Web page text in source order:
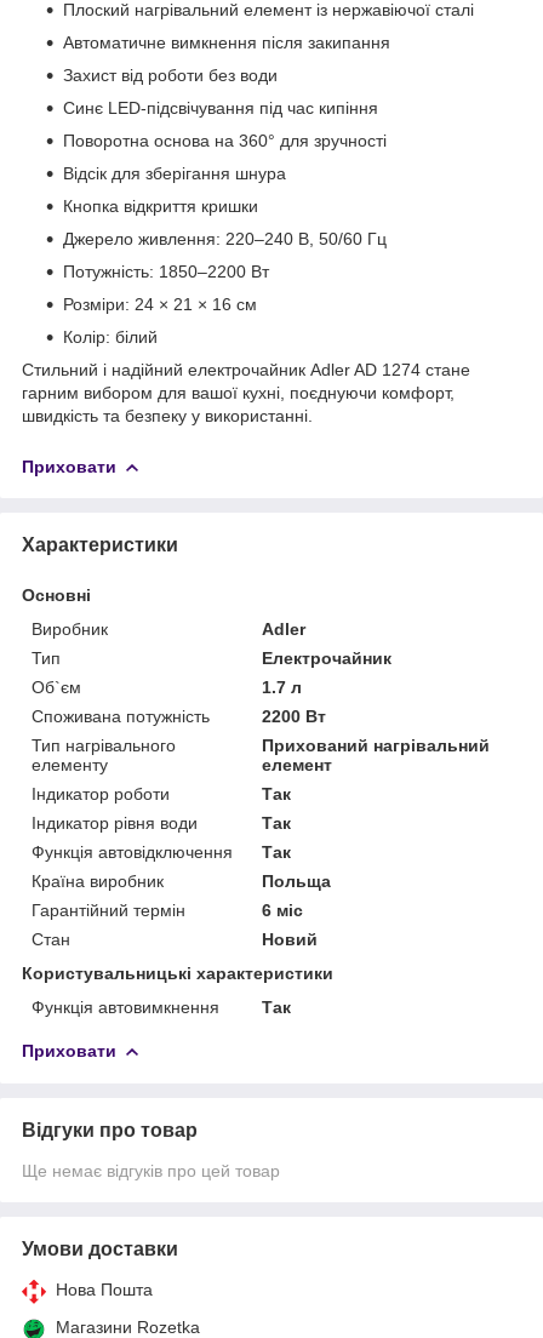
Плоский нагрівальний елемент із нержавіючої сталі
Автоматичне вимкнення після закипання
Захист від роботи без води
Синє LED-підсвічування під час кипіння
Поворотна основа на 360° для зручності
Відсік для зберігання шнура
Кнопка відкриття кришки
Джерело живлення: 220–240 В, 50/60 Гц
Потужність: 1850–2200 Вт
Розміри: 24 × 21 × 16 см
Колір: білий
Стильний і надійний електрочайник Adler AD 1274 стане
гарним вибором для вашої кухні, поєднуючи комфорт,
швидкість та безпеку у використанні.
Приховати
Характеристики
Основні
Виробник
Adler
Тип
Електрочайник
Об`єм
1.7 л
Споживана потужність
2200 Вт
Тип нагрівального
елементу
Прихований нагрівальний
елемент
Індикатор роботи
Так
Індикатор рівня води
Так
Функція автовідключення
Так
Країна виробник
Польща
Гарантійний термін
6 міс
Стан
Новий
Користувальницькі характеристики
Функція автовимкнення
Так
Приховати
Відгуки про товар
Ще немає відгуків про цей товар
Умови доставки
Нова Пошта
Магазини Rozetka